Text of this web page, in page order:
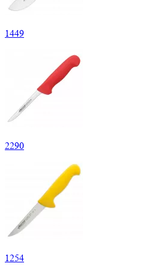
1449
2290
1254